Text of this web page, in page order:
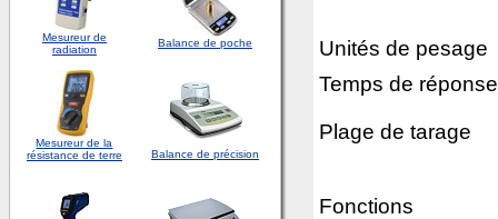
Mesureur de
radiation
Balance de poche
Mesureur de la
résistance de terre
Balance de précision
Unités de pesage
Temps de réponse
Plage de tarage
Fonctions